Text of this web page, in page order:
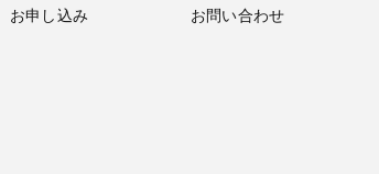
お申し込み
お問い合わせ